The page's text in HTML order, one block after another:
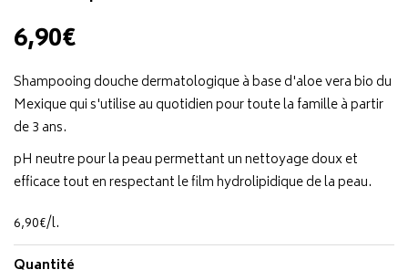
6,90€
Shampooing douche dermatologique à base d'aloe vera bio du
Mexique qui s'utilise au quotidien pour toute la famille à partir
de 3 ans.
pH neutre pour la peau permettant un nettoyage doux et
efficace tout en respectant le film hydrolipidique de la peau.
6,90€/l.
Quantité